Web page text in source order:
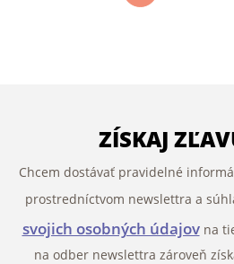
ZÍSKAJ
Chcem dostávať pravidelné
prostredníctvom newslettra a
svojich osobných údajovna
na odber newslettra zároveň